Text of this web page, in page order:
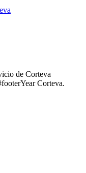
de Corteva
Corteva.